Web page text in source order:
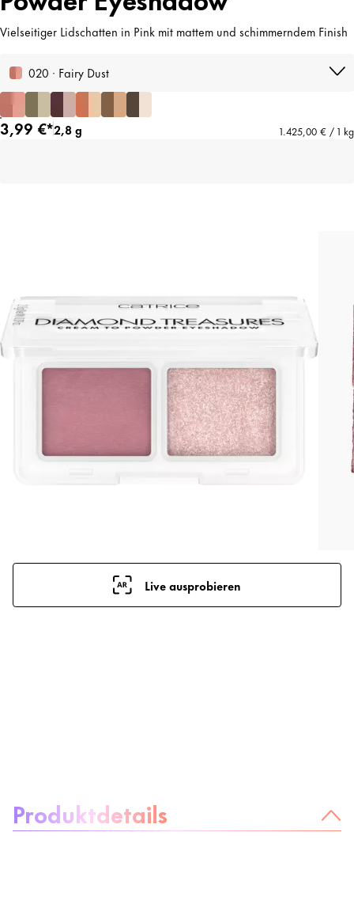
Vielseitiger Lidschatten in Pink mit mattem und schimmerndem Finish
020 · Fairy Dust
3,99 €*2,8 g 1.425,00 € / 1 kg
Live ausprobieren
Produktdetails